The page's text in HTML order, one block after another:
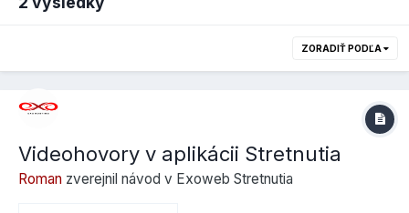
ZORADIŤ PODĽA
Videohovory v aplikácii Stretnutia
Roman zverejnil návod v Exoweb Stretnutia